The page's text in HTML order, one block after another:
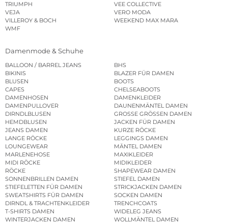
TRIUMPH
VEE COLLECTIVE
VEJA
VERO MODA
VILLEROY & BOCH
WEEKEND MAX MARA
WMF
Damenmode & Schuhe
BALLOON / BARREL JEANS
BHS
BIKINIS
BLAZER FÜR DAMEN
BLUSEN
BOOTS
CAPES
CHELSEABOOTS
DAMENHOSEN
DAMENKLEIDER
DAMENPULLOVER
DAUNENMÄNTEL DAMEN
DIRNDLBLUSEN
GROSSE GRÖSSEN DAMEN
HEMDBLUSEN
JACKEN FÜR DAMEN
JEANS DAMEN
KURZE RÖCKE
LANGE RÖCKE
LEGGINGS DAMEN
LOUNGEWEAR
MÄNTEL DAMEN
MARLENEHOSE
MAXIKLEIDER
MIDI RÖCKE
MIDIKLEIDER
RÖCKE
SHAPEWEAR DAMEN
SONNENBRILLEN DAMEN
STIEFEL DAMEN
STIEFELETTEN FÜR DAMEN
STRICKJACKEN DAMEN
SWEATSHIRTS FÜR DAMEN
SOCKEN DAMEN
DIRNDL & TRACHTENKLEIDER
TRENCHCOATS
T-SHIRTS DAMEN
WIDELEG JEANS
WINTERJACKEN DAMEN
WOLLMÄNTEL DAMEN